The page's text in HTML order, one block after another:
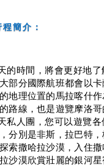
程簡介：
的時間，將會更好地了
部分國際航班都會以卡
地理位置的馬拉喀什作
路線，也是遊覽摩洛
私人團，您可以遊覽各
分別是非斯，拉巴特
索撒哈拉沙漠， 入住
沙漠欣賞壯麗的銀河星